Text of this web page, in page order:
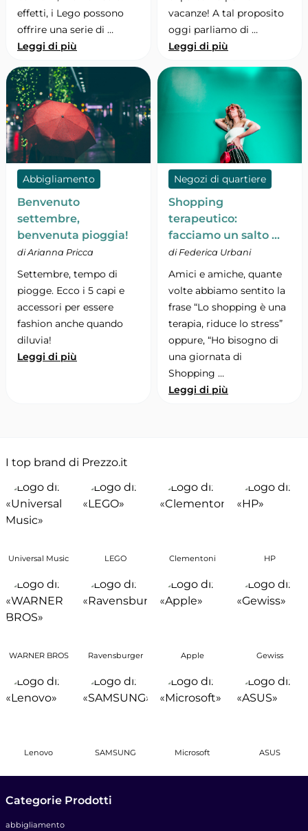
effetti, i Lego possono
offrire una serie di …
Leggi di più
vacanze! A tal proposito
oggi parliamo di …
Leggi di più
Abbigliamento
Benvenuto
settembre,
benvenuta pioggia!
di Arianna Pricca
Settembre, tempo di
piogge. Ecco i 5 capi e
accessori per essere
fashion anche quando
diluvia!
Leggi di più
Negozi di quartiere
Shopping
terapeutico:
facciamo un salto …
di Federica Urbani
Amici e amiche, quante
volte abbiamo sentito la
frase “Lo shopping è una
terapia, riduce lo stress”
oppure, “Ho bisogno di
una giornata di
Shopping …
Leggi di più
I top brand di Prezzo.it
Universal Music LEGO Clementoni HP
WARNER BROS Ravensburger Apple Gewiss
Lenovo SAMSUNG Microsoft ASUS
Categorie Prodotti
abbigliamento